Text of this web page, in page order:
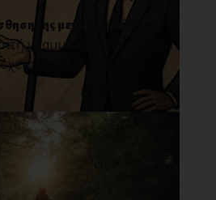
της μεγαλομανίας
γραμμή ανάμεσα στο να
έχεις αυτο[...]